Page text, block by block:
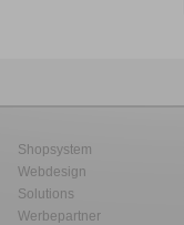
Shopsystem
Webdesign
Solutions
Werbepartner